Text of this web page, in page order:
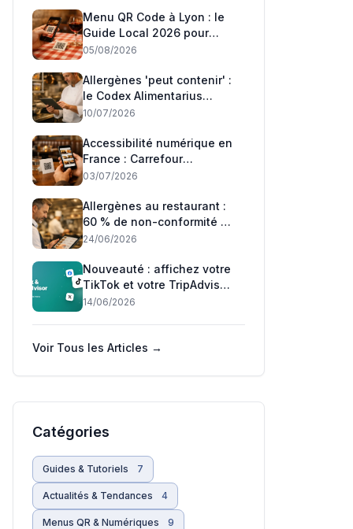
Menu QR Code à Lyon : le
Guide Local 2026 pour
Restaurateurs
05/08/2026
Allergènes 'peut contenir' :
le Codex Alimentarius
adopte son premier
change pour les
restaurants français
10/07/2026
Accessibilité numérique en
France : Carrefour
condamné, Auchan relaxé
doivent savoir
03/07/2026
Allergènes au restaurant :
60 % de non-conformité —
ce que la DGCCRF et l'UE
24/06/2026
Nouveauté : affichez votre
TikTok et votre TripAdvisor
sur votre menu 📲
14/06/2026
Voir Tous les Articles →
Catégories
Guides & Tutoriels 7
Actualités & Tendances 4
Menus QR & Numériques 9